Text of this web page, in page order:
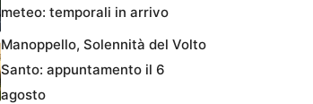
meteo: temporali in arrivo
Manoppello, Solennità del Volto
Santo: appuntamento il 6
agosto